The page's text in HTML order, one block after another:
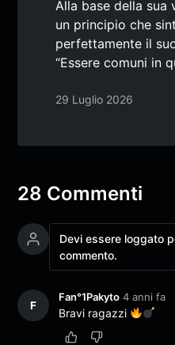
Alla base della sua
un principio che
perfettamente il
“Essere comuni in
29 Luglio 2026
28 Commenti
Devi essere loggato
commento.
F
Fan°1Pakyto 4 anni fa
Bravi ragazzi